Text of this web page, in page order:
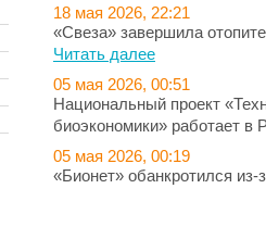
18 мая 2026, 22:21
«Свеза» завершила
Читать далее
05 мая 2026, 00:51
Национальный проект
биоэкономики» работает
05 мая 2026, 00:19
«Бионет» обанкротился